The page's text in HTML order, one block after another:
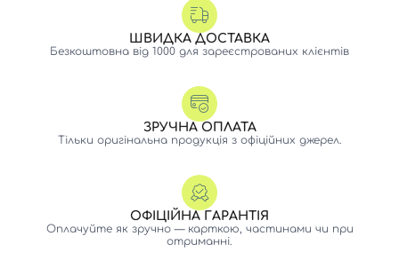
ШВИДКА ДОСТАВКА
Безкоштовна від 1000 для зареєстрованих клієнтів
ЗРУЧНА ОПЛАТА
Тільки оригінальна продукція з офіційних джерел.
ОФІЦІЙНА ГАРАНТІЯ
Оплачуйте як зручно — карткою, частинами чи при
отриманні.